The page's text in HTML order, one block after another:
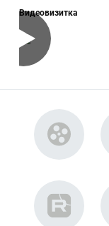
Видеовизитка